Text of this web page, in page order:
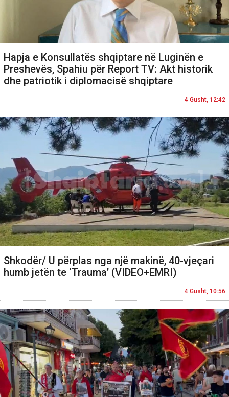
Hapja e Konsullatës shqiptare në Luginën e
Preshevës, Spahiu për Report TV: Akt historik
dhe patriotik i diplomacisë shqiptare
4 Gusht, 12:42
Shkodër/ U përplas nga një makinë, 40-vjeçari
humb jetën te ‘Trauma’ (VIDEO+EMRI)
4 Gusht, 10:56